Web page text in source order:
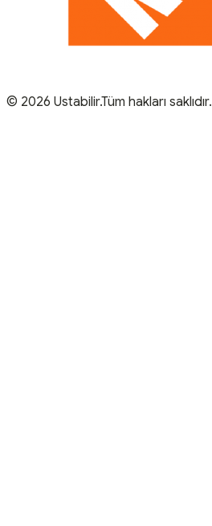
© 2026 Ustabilir.Tüm hakları saklıdır.